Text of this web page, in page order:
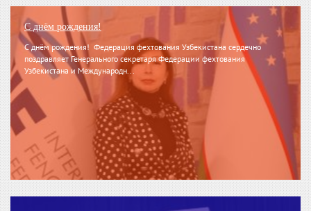
С днём рождения!
С днём рождения! Федерация фехтования Узбекистана сердечно
поздравляет Генерального секретаря Федерации фехтования
Узбекистана и Международн...